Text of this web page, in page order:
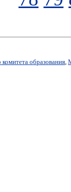
образования,